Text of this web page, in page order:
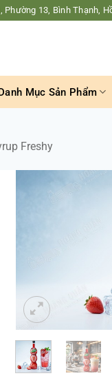
Phường 13, Bình Thạnh,
Mục Sản Phẩm
Freshy